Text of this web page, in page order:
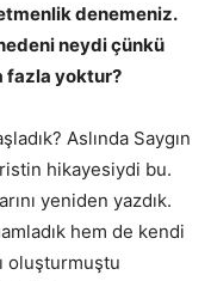
denemeniz.
neydi çünkü
fazla yoktur?
Aslında Saygın
hikayesiydi bu.
yeniden yazdık.
hem de kendi
oluşturmuştu